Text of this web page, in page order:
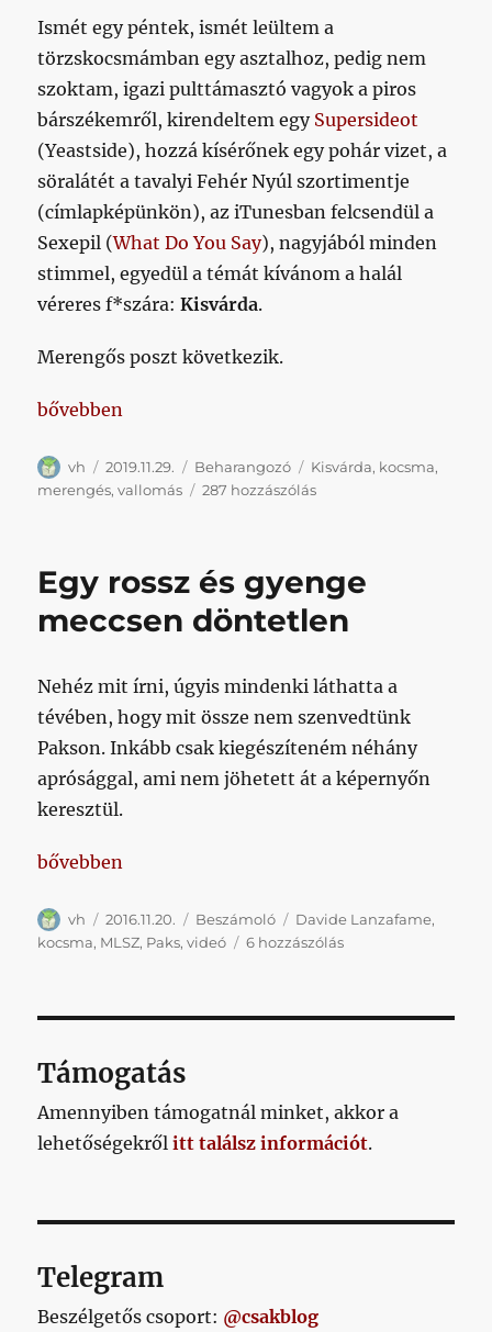
Ismét egy péntek, ismét leültem a
törzskocsmámban egy asztalhoz, pedig nem
szoktam, igazi pulttámasztó vagyok a piros
bárszékemről, kirendeltem egy Supersideot
(Yeastside), hozzá kísérőnek egy pohár vizet, a
söralátét a tavalyi Fehér Nyúl szortimentje
(címlapképünkön), az iTunesban felcsendül a
Sexepil (What Do You Say), nagyjából minden
stimmel, egyedül a témát kívánom a halál
véreres f*szára:Kisvárda.
Merengős poszt következik.
„Remélem, hogy kicsit magadra ismersz, és nem
bővebben
Szerző
vh Közzétéve
2019.11.29. Kategória
Beharangozó Címke
Kisvárda, kocsma,
merengés,vallomás 287 hozzászólásRemélem,
ismersz,
és
nem
vagyok
az
utolsó
svájcisapkás
vén
komenista
köp,
ha
című
Egy rossz és gyenge
meccsen döntetlen
Nehéz mit írni, úgyis mindenki láthatta a
tévében, hogy mit össze nem szenvedtünk
Pakson. Inkább csak kiegészíteném néhány
aprósággal, ami nem jöhetett át a képernyőn
keresztül.
„Egy rossz és gyenge meccsen döntetlen”
bővebben
Szerző
vh Közzétéve
2016.11.20. Kategória
Beszámoló Címke
Davide Lanzafame,
kocsma, MLSZ, Paks,videó 6 hozzászólásEgy
bejegyzéshez
Támogatás
Amennyiben támogatnál minket, akkor a
lehetőségekrőlitt találsz információt.
Telegram
Beszélgetős csoport: @csakblog